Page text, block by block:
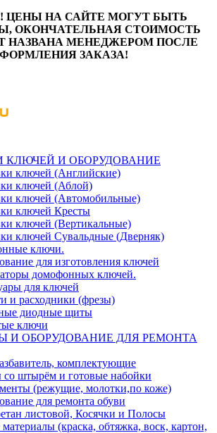
ЦЕНЫ НА САЙТЕ МОГУТ БЫТЬ
ОКОНЧАТЕЛЬНАЯ СТОИМОСТЬ
НАЗВАНА МЕНЕДЖЕРОМ ПОСЛЕ
ЗАКАЗА!
КЛЮЧЕЙ И ОБОРУДОВАНИЕ
ключей (Английские)
ключей (Аблой)
ключей (Автомобильные)
ключей Кресты
ключей (Вертикальные)
ключей Сувальдные (Дверняк)
ключи.
для изготовления ключей
домофонных ключей.
для ключей
и расходники (фрезы)
диодные щиты
ключи
И ОБОРУДОВАНИЕ ДЛЯ РЕМОНТА
комплектующие
штырём и готовые набойки
(режущие, молотки,по коже)
для ремонта обуви
листовой, Косячки и Полосы
(краска, обтяжка, воск, картон,